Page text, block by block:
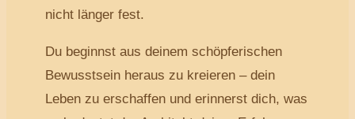
nicht länger fest.
Du beginnst aus deinem schöpferischen
Bewusstsein heraus zu kreieren – dein
Leben zu erschaffen und erinnerst dich, was